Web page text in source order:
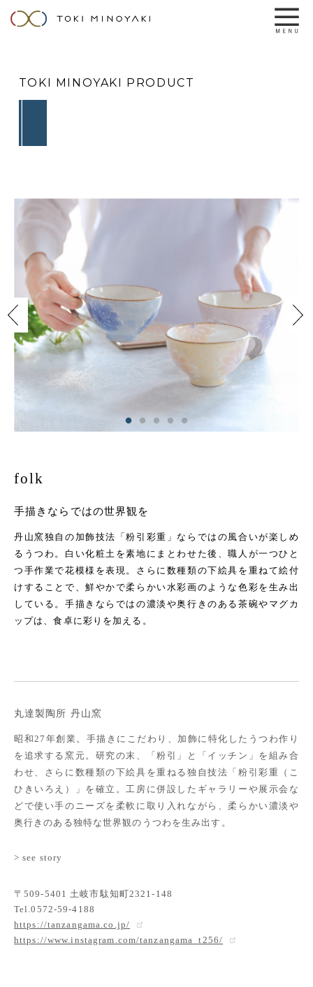
TOKI MINOYAKI PRODUCT
folk
手描きならではの世界観を
丹山窯独自の加飾技法「粉引彩重」ならではの風合いが楽しめ
るうつわ。白い化粧土を素地にまとわせた後、職人が一つひと
つ手作業で花模様を表現。さらに数種類の下絵具を重ねて絵付
けすることで、鮮やかで柔らかい水彩画のような色彩を生み出
している。手描きならではの濃淡や奥行きのある茶碗やマグカ
ップは、食卓に彩りを加える。
丸達製陶所 丹山窯
昭和27年創業。手描きにこだわり、加飾に特化したうつわ作り
を追求する窯元。研究の末、「粉引」と「イッチン」を組み合
わせ、さらに数種類の下絵具を重ねる独自技法「粉引彩重（こ
ひきいろえ）」を確立。工房に併設したギャラリーや展示会な
どで使い手のニーズを柔軟に取り入れながら、柔らかい濃淡や
奥行きのある独特な世界観のうつわを生み出す。
> see story
〒509-5401 土岐市駄知町2321-148
Tel.0572-59-4188
https://tanzangama.co.jp/
https://www.instagram.com/tanzangama_t256/